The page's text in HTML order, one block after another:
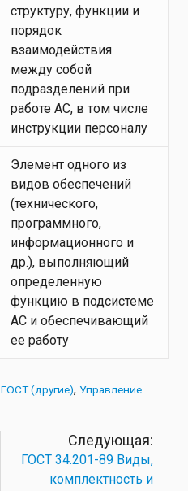
структуру, функции и
порядок
взаимодействия
между собой
подразделений при
работе АС, в том числе
инструкции персоналу
Элемент одного из
видов обеспечений
(технического,
программного,
информационного и
др.), выполняющий
определенную
функцию в подсистеме
АС и обеспечивающий
ее работу
ГОСТ (другие) Управление
ГОСТ 34.201-89 Виды,
комплектность и